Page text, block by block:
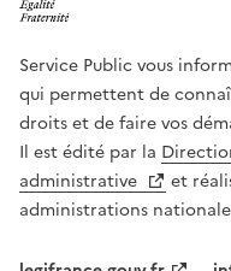
Service Public vous
qui permettent de
droits et de faire vos
Il est édité par la
administrative
et
administrations